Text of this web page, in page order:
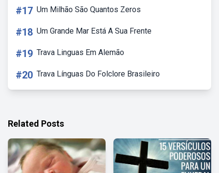
#17 Um Milhão São Quantos Zeros
#18 Um Grande Mar Está A Sua Frente
#19 Trava Linguas Em Alemão
#20 Trava Línguas Do Folclore Brasileiro
Related Posts